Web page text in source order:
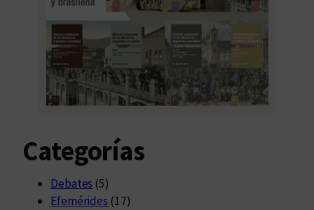
Categorías
Debates (5)
Efemérides (17)